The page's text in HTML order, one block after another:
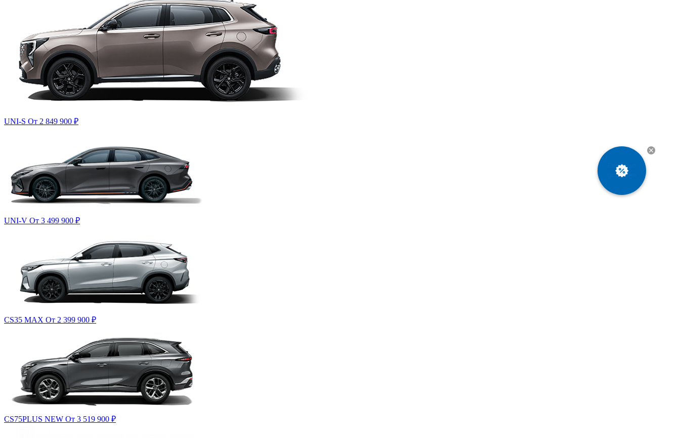
UNI-S От 2 849 900 ₽
UNI-V От 3 499 900 ₽
CS35 MAX От 2 399 900 ₽
CS75PLUS NEW От 3 519 900 ₽